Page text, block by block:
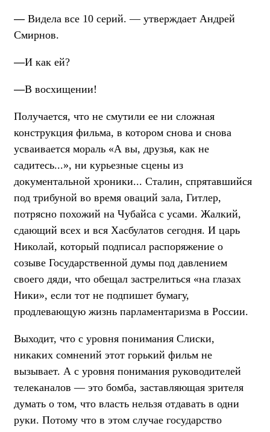
— Видела все 10 серий. — утверждает Андрей
Смирнов.
—И как ей?
—В восхищении!
Получается, что не смутили ее ни сложная
конструкция фильма, в котором снова и снова
усваивается мораль «А вы, друзья, как не
садитесь...», ни курьезные сцены из
документальной хроники... Сталин, спрятавшийся
под трибуной во время оваций зала, Гитлер,
потрясно похожий на Чубайса с усами. Жалкий,
сдающий всех и вся Хасбулатов сегодня. И царь
Николай, который подписал распоряжение о
созыве Государственной думы под давлением
своего дяди, что обещал застрелиться «на глазах
Ники», если тот не подпишет бумагу,
продлевающую жизнь парламентаризма в России.
Выходит, что с уровня понимания Слиски,
никаких сомнений этот горький фильм не
вызывает. А с уровня понимания руководителей
телеканалов — это бомба, заставляющая зрителя
думать о том, что власть нельзя отдавать в одни
руки. Потому что в этом случае государство